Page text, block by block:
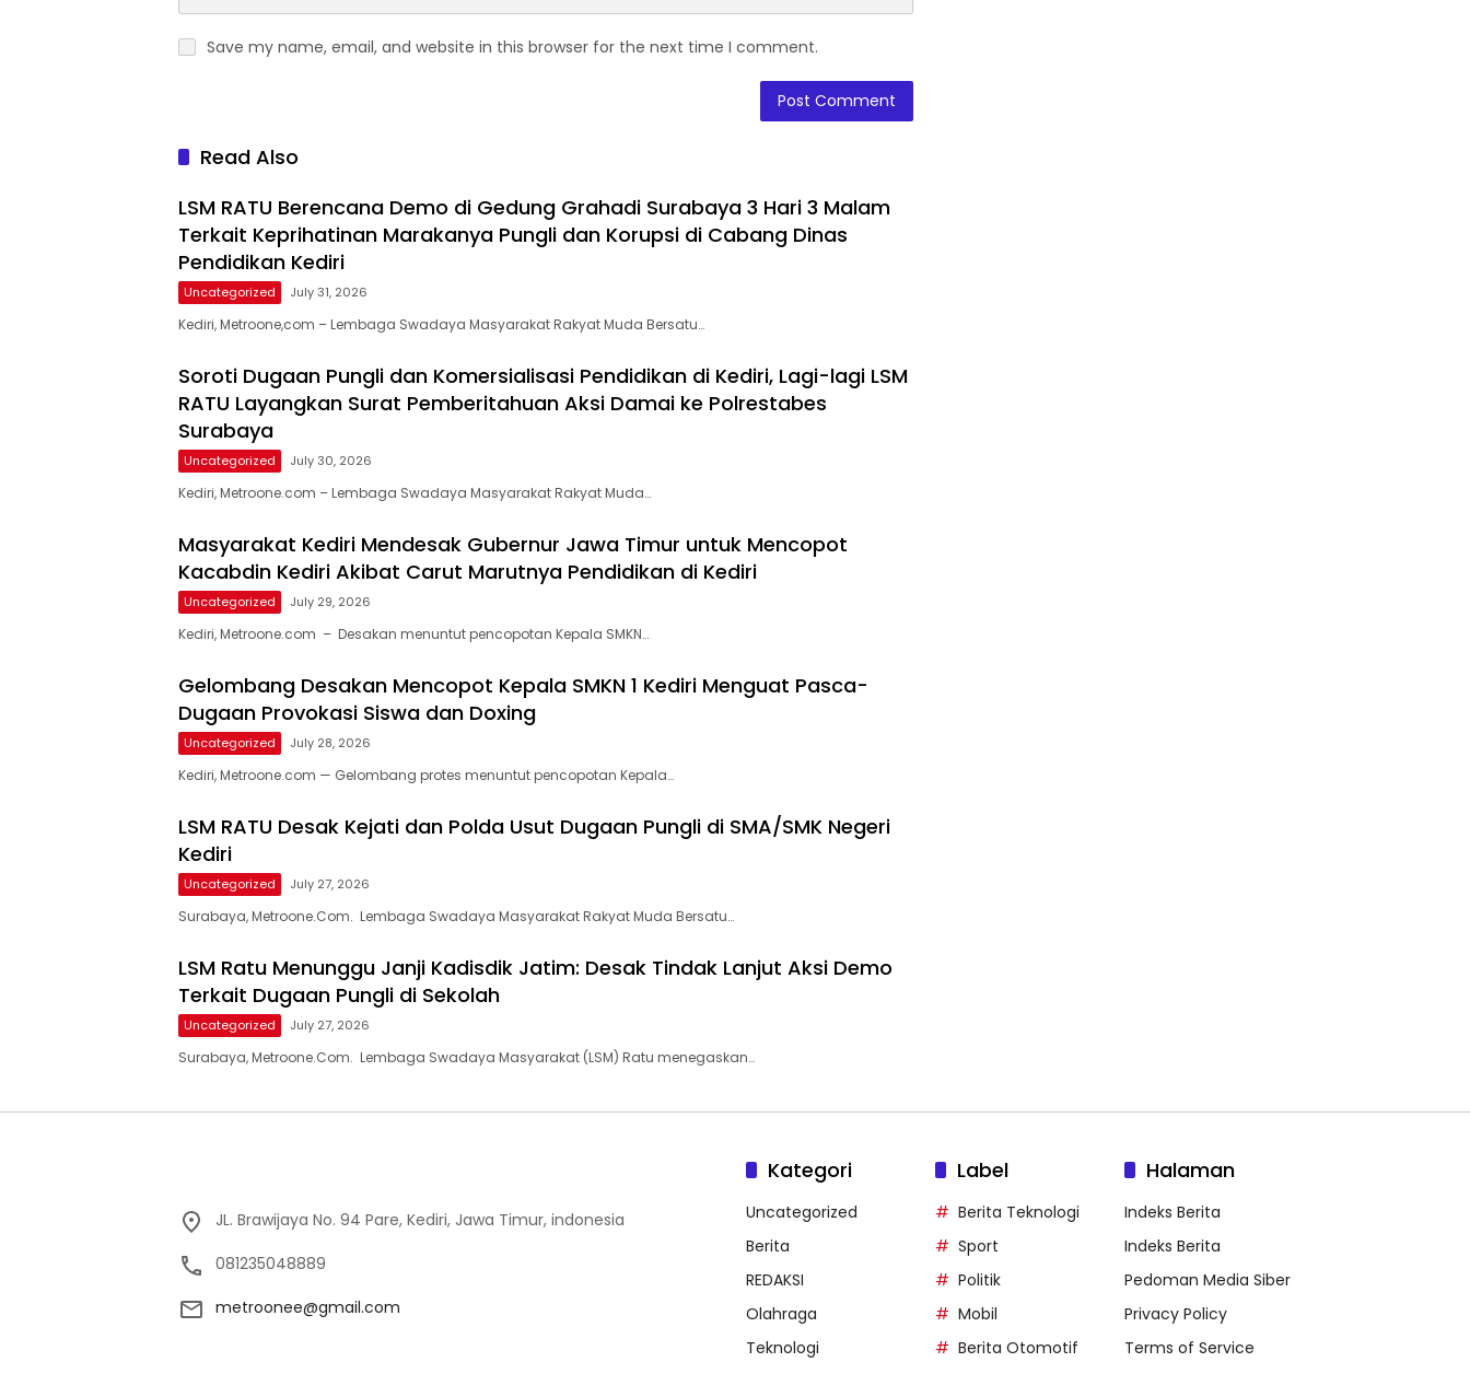
Save my name, email, and website in this browser for the next time I comment.
Read Also
LSM RATU Berencana Demo di Gedung Grahadi Surabaya 3 Hari 3 Malam
Terkait Keprihatinan Marakanya Pungli dan Korupsi di Cabang Dinas
Pendidikan Kediri
Uncategorized July 31, 2026
​Kediri, Metroone,com – Lembaga Swadaya Masyarakat Rakyat Muda Bersatu…
Soroti Dugaan Pungli dan Komersialisasi Pendidikan di Kediri, Lagi-lagi LSM
RATU Layangkan Surat Pemberitahuan Aksi Damai ke Polrestabes
Surabaya
Uncategorized July 30, 2026
Kediri, Metroone.com – Lembaga Swadaya Masyarakat Rakyat Muda…
Masyarakat Kediri Mendesak Gubernur Jawa Timur untuk Mencopot
Kacabdin Kediri Akibat Carut Marutnya Pendidikan di Kediri
Uncategorized July 29, 2026
Kediri, Metroone.com – Desakan menuntut pencopotan Kepala SMKN…
Gelombang Desakan Mencopot Kepala SMKN 1 Kediri Menguat Pasca-
Dugaan Provokasi Siswa dan Doxing
Uncategorized July 28, 2026
Kediri, Metroone.com — Gelombang protes menuntut pencopotan Kepala…
LSM RATU Desak Kejati dan Polda Usut Dugaan Pungli di SMA/SMK Negeri
Kediri
Uncategorized July 27, 2026
Surabaya, Metroone.Com. Lembaga Swadaya Masyarakat Rakyat Muda Bersatu…
LSM Ratu Menunggu Janji Kadisdik Jatim: Desak Tindak Lanjut Aksi Demo
Terkait Dugaan Pungli di Sekolah
Uncategorized July 27, 2026
Surabaya, Metroone.Com. Lembaga Swadaya Masyarakat (LSM) Ratu menegaskan…
JL. Brawijaya No. 94 Pare, Kediri, Jawa Timur, indonesia
081235048889
metroonee@gmail.com
Kategori
Uncategorized
Berita
REDAKSI
Olahraga
Teknologi
Label
Berita Teknologi
Sport
Politik
Mobil
Berita Otomotif
Halaman
Indeks Berita
Indeks Berita
Pedoman Media Siber
Privacy Policy
Terms of Service